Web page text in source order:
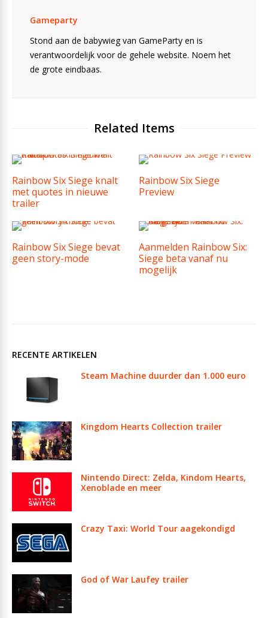
Gameparty
Stond aan de babywieg van GameParty en is
verantwoordelijk voor de gehele website. Noem het
de grote eindbaas.
Related Items
Rainbow Six Siege knalt
met quotes in nieuwe
trailer
Rainbow Six Siege
Preview
Rainbow Six Siege bevat
geen story-mode
Aanmelden Rainbow Six:
Siege beta vanaf nu
mogelijk
RECENTE ARTIKELEN
Steam Machine duurder dan 1.000 euro
Kingdom Hearts Collection trailer
Nintendo Direct: Zelda, Kindom Hearts,
Xenoblade en meer
Crazy Taxi: World Tour aagekondigd
God of War Laufey trailer